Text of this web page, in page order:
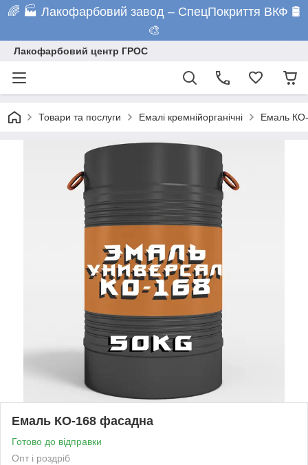
🌈 🏭 Лакофарбовий завод – СпецПокриття ВКФ 🛢️
🎨
Лакофарбовий центр ГРОС
Товари та послуги Емалі кремнійорганічні Емаль
Емаль КО-168 фасадна
Готово до відправки
Опт і роздріб